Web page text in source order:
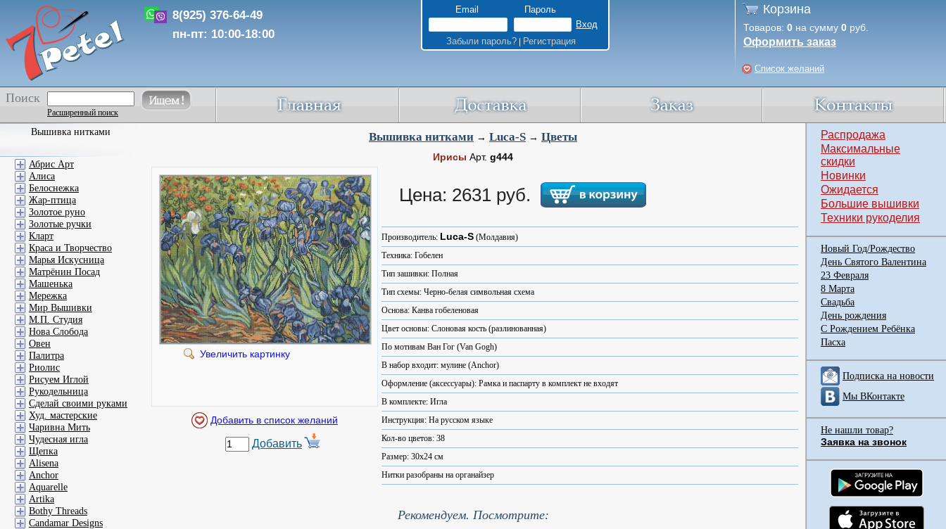
8(925) 376-64-49
пн-пт: 10:00-18:00
Email Пароль
Забыли пароль?| Регистрация
Корзина
Товаров: 0 на сумму 0 руб.
Оформить заказ
Список желаний
Поиск
Расширенный поиск
Вышивка нитками → Luca-S → Цветы
Ирисы Арт. g444
Увеличить картинку
Добавить
Цена: 2631 руб.
Производитель: Luca-S (Молдавия)
Техника: Гобелен
Тип зашивки: Полная
Тип схемы: Черно-белая символьная схема
Основа: Канва гобеленовая
Цвет основы: Слоновая кость (разлинованная)
По мотивам Ван Гог (Van Gogh)
В набор входит: мулине (Anchor)
Оформление (аксессуары): Рамка и паспарту в комплект не входят
В комплекте: Игла
Инструкция: На русском языке
Кол-во цветов: 38
Размер: 30x24 см
Нитки разобраны на органайзер
Рекомендуем. Посмотрите:
Вышивка нитками
Абрис Арт
Алиса
Белоснежка
Жар-птица
Золотое руно
Золотые ручки
Кларт
Краса и Творчество
Марья Искусница
Матрёнин Посад
Машенька
Мережка
Мир Вышивки
М.П. Студия
Нова Слобода
Овен
Палитра
Риолис
Рисуем Иглой
Рукодельница
Сделай своими руками
Худ. мастерские
Чаривна Мить
Чудесная игла
Щепка
Alisena
Anchor
Aquarelle
Artika
Bothy Threads
Candamar Designs
Распродажа
Максимальные
скидки
Новинки
Ожидается
Большие вышивки
Техники рукоделия
Новый Год/Рождество
День Святого Валентина
23 Февраля
8 Марта
Свадьба
День рождения
С Рождением Ребёнка
Пасха
Подписка на новости
Мы ВКонтакте
Не нашли товар?
Заявка на звонок